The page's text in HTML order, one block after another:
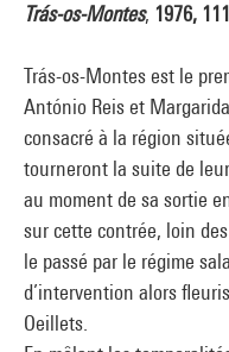
Trás-os-Montes, 1976,
Trás-os-Montes est le
António Reis et
consacré à la région
tourneront la suite de
au moment de sa sortie
sur cette contrée, loin
le passé par le régime
d’intervention alors
Oeillets.